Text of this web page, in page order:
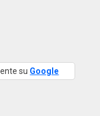
su Google